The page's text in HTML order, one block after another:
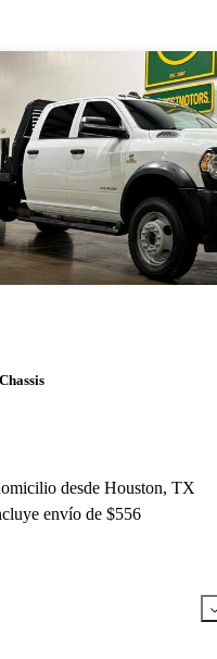
desde Houston, TX
envío de $556